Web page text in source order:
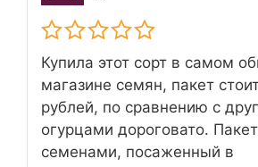
Купила этот сорт в самом
магазине семян, пакет
рублей, по сравнению с
огурцами дороговато.
семенами, посаженный в